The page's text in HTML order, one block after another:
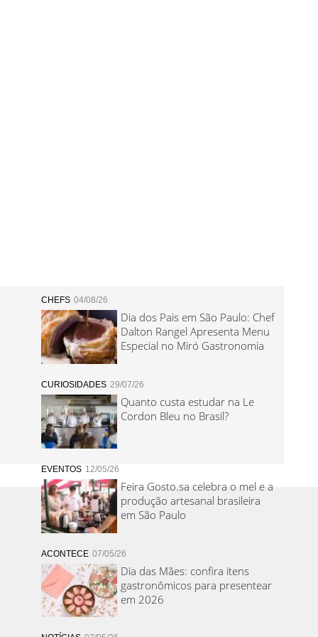
CHEFS 04/08/26
Dia dos Pais em São Paulo: Chef
Dalton Rangel Apresenta Menu
Especial no Miró Gastronomia
CURIOSIDADES 29/07/26
Quanto custa estudar na Le
Cordon Bleu no Brasil?
EVENTOS 12/05/26
Feira Gosto.sa celebra o mel e a
produção artesanal brasileira
em São Paulo
ACONTECE 07/05/26
Dia das Mães: confira itens
gastronômicos para presentear
em 2026